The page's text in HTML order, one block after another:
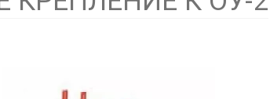
Разбейте